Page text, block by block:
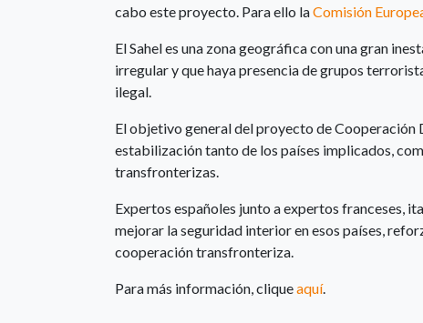
cabo este proyecto. Para ello laComisión
El Sahel es una zona geográfica con una gran
irregular y que haya presencia de grupos
ilegal.
El objetivo general del proyecto de Cooperación
estabilización tanto de los países implicados,
transfronterizas.
Expertos españoles junto a expertos franceses,
mejorar la seguridad interior en esos países,
cooperación transfronteriza.
Para más información, cliqueaquí.